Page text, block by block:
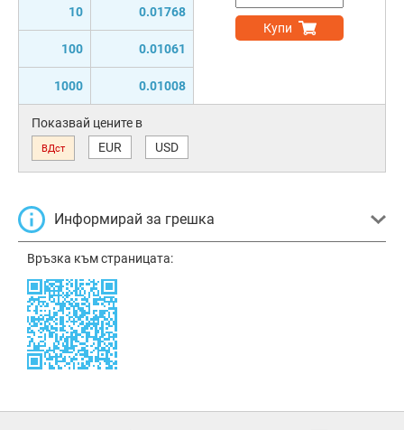
10 0.01768
100 0.01061
1000 0.01008
Купи
Показвай цените в
ВДст EUR USD
Информирай за грешка
Връзка към страницата: